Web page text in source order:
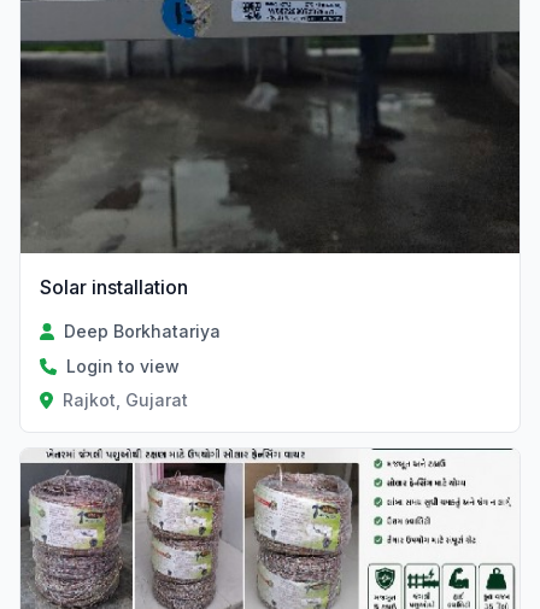
Solar installation
Deep Borkhatariya
Login to view
Rajkot, Gujarat